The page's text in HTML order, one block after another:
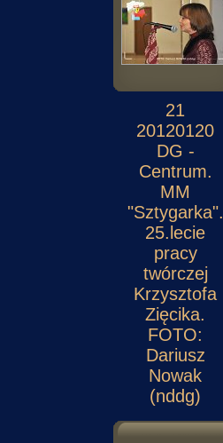
21
20120120
DG -
Centrum.
MM
"Sztygarka".
25.lecie
pracy
twórczej
Krzysztofa
Zięcika.
FOTO:
Dariusz
Nowak
(nddg)